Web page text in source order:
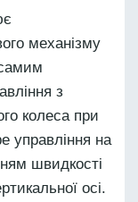
механізму
з
колеса при
управління на
швидкості
осі.